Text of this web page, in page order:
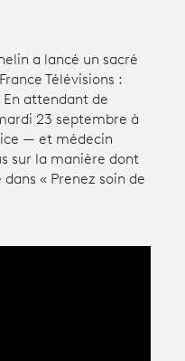
a lancé un sacré
Télévisions :
En attendant de
23 septembre à
— et médecin
sur la manière dont
« Prenez soin de